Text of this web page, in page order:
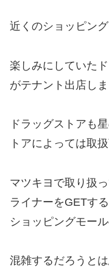
近くのショッピン
楽しみにしていた
がテナント出店しま
ドラッグストアも
トアによっては取
マツキヨで取り扱
ライナーをGETす
ショッピングモー
混雑するだろうと